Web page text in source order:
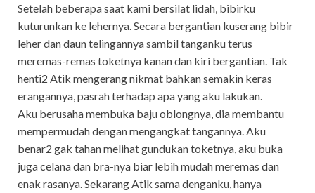
Setelah beberapa saat kami bersilat lidah, bibirku
kuturunkan ke lehernya. Secara bergantian kuserang bibir
leher dan daun telingannya sambil tanganku terus
meremas-remas toketnya kanan dan kiri bergantian. Tak
henti2 Atik mengerang nikmat bahkan semakin keras
erangannya, pasrah terhadap apa yang aku lakukan.
Aku berusaha membuka baju oblongnya, dia membantu
mempermudah dengan mengangkat tangannya. Aku
benar2 gak tahan melihat gundukan toketnya, aku buka
juga celana dan bra-nya biar lebih mudah meremas dan
enak rasanya. Sekarang Atik sama denganku, hanya